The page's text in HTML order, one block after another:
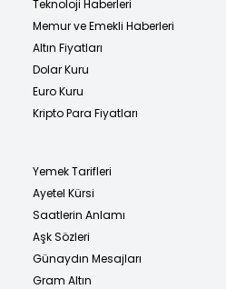
Teknoloji Haberleri
Memur ve Emekli Haberleri
Altın Fiyatları
Dolar Kuru
Euro Kuru
Kripto Para Fiyatları
Yemek Tarifleri
Ayetel Kürsi
Saatlerin Anlamı
Aşk Sözleri
Günaydın Mesajları
Gram Altın